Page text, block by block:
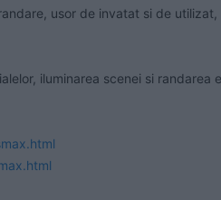
usor de invatat si de
iluminarea scenei si randarea